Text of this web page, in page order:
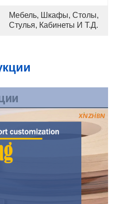
Мебель, Шкафы, Столы,
Стулья, Кабинеты И Т.д.